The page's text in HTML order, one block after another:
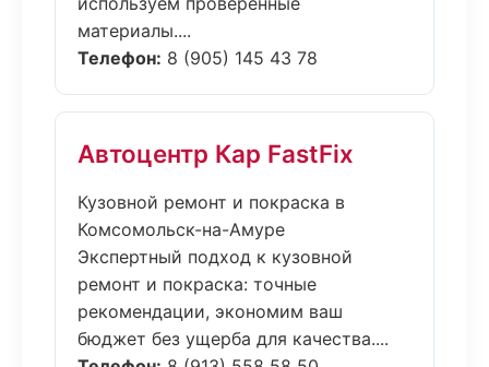
материалы....
Телефон: 8 (905) 145 43 78
Автоцентр Кар FastFix
Кузовной ремонт и покраска в
Комсомольск-на-Амуре
Экспертный подход к кузовной
ремонт и покраска: точные
рекомендации, экономим ваш
бюджет без ущерба для качества....